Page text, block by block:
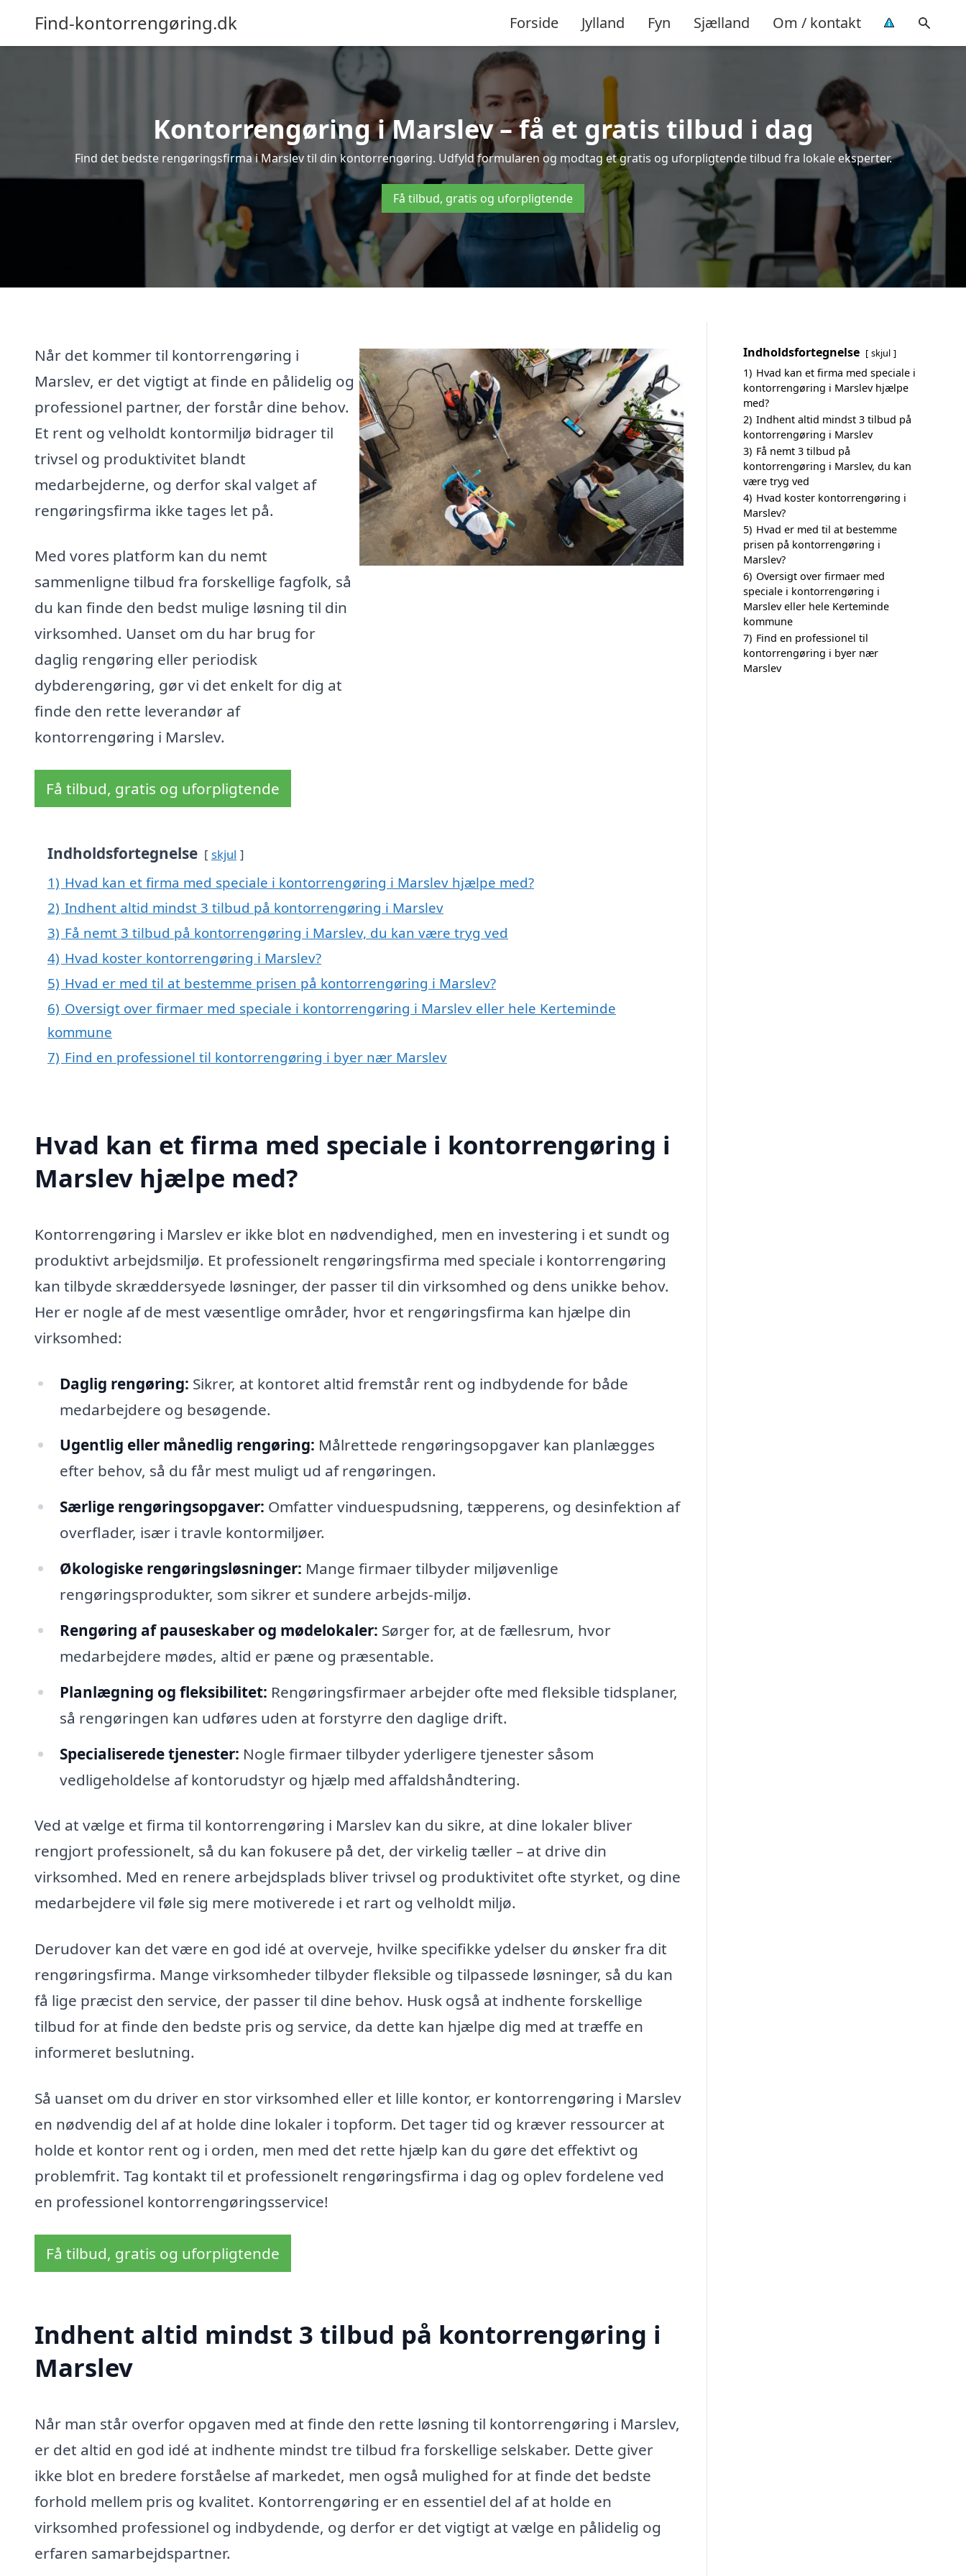
Find-kontorrengøring.dk Forside Jylland Fyn Sjælland Om / kontakt
Kontorrengøring i Marslev – få et gratis tilbud i dag
Find det bedste rengøringsfirma i Marslev til din kontorrengøring. Udfyld formularen og modtag et gratis og uforpligtende tilbud fra lokale eksperter.
Få tilbud, gratis og uforpligtende
Når det kommer til kontorrengøring i
Marslev, er det vigtigt at finde en pålidelig og
professionel partner, der forstår dine behov.
Et rent og velholdt kontormiljø bidrager til
trivsel og produktivitet blandt
medarbejderne, og derfor skal valget af
rengøringsfirma ikke tages let på.
Med vores platform kan du nemt
sammenligne tilbud fra forskellige fagfolk, så
du kan finde den bedst mulige løsning til din
virksomhed. Uanset om du har brug for
daglig rengøring eller periodisk
dybderengøring, gør vi det enkelt for dig at
finde den rette leverandør af
kontorrengøring i Marslev.
Få tilbud, gratis og uforpligtende
Indholdsfortegnelse skjul
1) Hvad kan et firma med speciale i kontorrengøring i Marslev hjælpe med?
2) Indhent altid mindst 3 tilbud på kontorrengøring i Marslev
3) Få nemt 3 tilbud på kontorrengøring i Marslev, du kan være tryg ved
4) Hvad koster kontorrengøring i Marslev?
5) Hvad er med til at bestemme prisen på kontorrengøring i Marslev?
6) Oversigt over firmaer med speciale i kontorrengøring i Marslev eller hele Kerteminde
kommune
7) Find en professionel til kontorrengøring i byer nær Marslev
Hvad kan et firma med speciale i kontorrengøring i
Marslev hjælpe med?
Kontorrengøring i Marslev er ikke blot en nødvendighed, men en investering i et sundt og
produktivt arbejdsmiljø. Et professionelt rengøringsfirma med speciale i kontorrengøring
kan tilbyde skræddersyede løsninger, der passer til din virksomhed og dens unikke behov.
Her er nogle af de mest væsentlige områder, hvor et rengøringsfirma kan hjælpe din
virksomhed:
Daglig rengøring: Sikrer, at kontoret altid fremstår rent og indbydende for både
medarbejdere og besøgende.
Ugentlig eller månedlig rengøring: Målrettede rengøringsopgaver kan planlægges
efter behov, så du får mest muligt ud af rengøringen.
Særlige rengøringsopgaver: Omfatter vinduespudsning, tæpperens, og desinfektion af
overflader, især i travle kontormiljøer.
Økologiske rengøringsløsninger: Mange firmaer tilbyder miljøvenlige
rengøringsprodukter, som sikrer et sundere arbejds-miljø.
Rengøring af pauseskaber og mødelokaler: Sørger for, at de fællesrum, hvor
medarbejdere mødes, altid er pæne og præsentable.
Planlægning og fleksibilitet: Rengøringsfirmaer arbejder ofte med fleksible tidsplaner,
så rengøringen kan udføres uden at forstyrre den daglige drift.
Specialiserede tjenester: Nogle firmaer tilbyder yderligere tjenester såsom
vedligeholdelse af kontorudstyr og hjælp med affaldshåndtering.
Ved at vælge et firma til kontorrengøring i Marslev kan du sikre, at dine lokaler bliver
rengjort professionelt, så du kan fokusere på det, der virkelig tæller – at drive din
virksomhed. Med en renere arbejdsplads bliver trivsel og produktivitet ofte styrket, og dine
medarbejdere vil føle sig mere motiverede i et rart og velholdt miljø.
Derudover kan det være en god idé at overveje, hvilke specifikke ydelser du ønsker fra dit
rengøringsfirma. Mange virksomheder tilbyder fleksible og tilpassede løsninger, så du kan
få lige præcist den service, der passer til dine behov. Husk også at indhente forskellige
tilbud for at finde den bedste pris og service, da dette kan hjælpe dig med at træffe en
informeret beslutning.
Så uanset om du driver en stor virksomhed eller et lille kontor, er kontorrengøring i Marslev
en nødvendig del af at holde dine lokaler i topform. Det tager tid og kræver ressourcer at
holde et kontor rent og i orden, men med det rette hjælp kan du gøre det effektivt og
problemfrit. Tag kontakt til et professionelt rengøringsfirma i dag og oplev fordelene ved
en professionel kontorrengøringsservice!
Få tilbud, gratis og uforpligtende
Indhent altid mindst 3 tilbud på kontorrengøring i
Marslev
Når man står overfor opgaven med at finde den rette løsning til kontorrengøring i Marslev,
er det altid en god idé at indhente mindst tre tilbud fra forskellige selskaber. Dette giver
ikke blot en bredere forståelse af markedet, men også mulighed for at finde det bedste
forhold mellem pris og kvalitet. Kontorrengøring er en essentiel del af at holde en
virksomhed professionel og indbydende, og derfor er det vigtigt at vælge en pålidelig og
erfaren samarbejdspartner.
Indholdsfortegnelse skjul
1) Hvad kan et firma med speciale i
kontorrengøring i Marslev hjælpe
med?
2) Indhent altid mindst 3 tilbud på
kontorrengøring i Marslev
3) Få nemt 3 tilbud på
kontorrengøring i Marslev, du kan
være tryg ved
4) Hvad koster kontorrengøring i
Marslev?
5) Hvad er med til at bestemme
prisen på kontorrengøring i
Marslev?
6) Oversigt over firmaer med
speciale i kontorrengøring i
Marslev eller hele Kerteminde
kommune
7) Find en professionel til
kontorrengøring i byer nær
Marslev